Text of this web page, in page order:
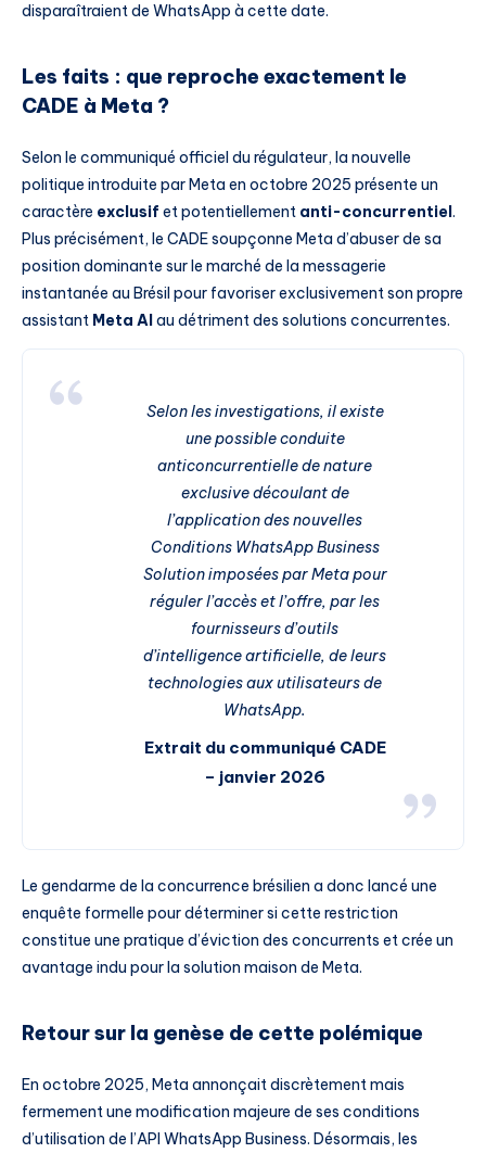
disparaîtraient de WhatsApp à cette date.
Les faits : que reproche exactement le
CADE à Meta ?
Selon le communiqué officiel du régulateur, la nouvelle
politique introduite par Meta en octobre 2025 présente un
caractère exclusif et potentiellement anti-concurrentiel .
Plus précisément, le CADE soupçonne Meta d’abuser de sa
position dominante sur le marché de la messagerie
instantanée au Brésil pour favoriser exclusivement son propre
assistant Meta AI au détriment des solutions concurrentes.
Selon les investigations, il existe
une possible conduite
anticoncurrentielle de nature
exclusive découlant de
l’application des nouvelles
Conditions WhatsApp Business
Solution imposées par Meta pour
réguler l’accès et l’offre, par les
fournisseurs d’outils
d’intelligence artificielle, de leurs
technologies aux utilisateurs de
WhatsApp.
Extrait du communiqué CADE
– janvier 2026
Le gendarme de la concurrence brésilien a donc lancé une
enquête formelle pour déterminer si cette restriction
constitue une pratique d’éviction des concurrents et crée un
avantage indu pour la solution maison de Meta.
Retour sur la genèse de cette polémique
En octobre 2025, Meta annonçait discrètement mais
fermement une modification majeure de ses conditions
d’utilisation de l’API WhatsApp Business. Désormais, les